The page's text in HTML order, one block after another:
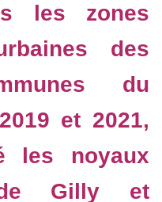
les zones
des
du
et 2021,
les noyaux
de Gilly et